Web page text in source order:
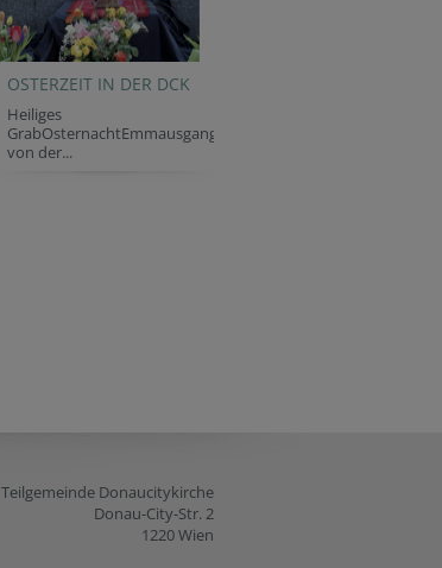
OSTERZEIT IN DER DCK
Heiliges
GrabOsternachtEmmausgang
von der...
Teilgemeinde Donaucitykirche
Donau-City-Str. 2
1220 Wien